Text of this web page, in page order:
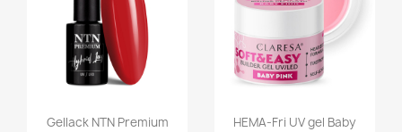
Gellack NTN Premium
HEMA-Fri UV gel Baby